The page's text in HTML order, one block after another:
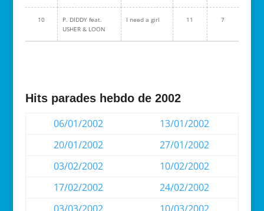
10
P. DIDDY feat.
USHER & LOON
I need a girl 11 7
Hits parades hebdo de 2002
06/01/2002
13/01/2002
20/01/2002
27/01/2002
03/02/2002
10/02/2002
17/02/2002
24/02/2002